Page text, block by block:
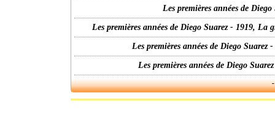
Les premières années de
Les premières années de Diego Suarez - 1919,
Les premières années de Diego
Les premières années de Diego